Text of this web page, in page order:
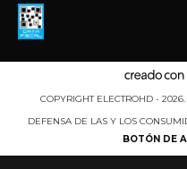
COPYRIGHT ELECTROHD -
DEFENSA DE LAS Y LOS
BOTÓN DE